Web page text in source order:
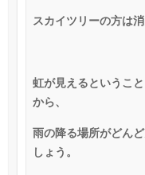
スカイツリーの方は
虹が見えるというこ
から、
雨の降る場所がどん
しょう。